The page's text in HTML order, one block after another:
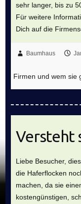
sehr langer, bis zu
Für weitere
Dich auf die
Baumhaus
Firmen und wem sie
Versteht
Liebe Besucher,
die Haferflocken
machen, da sie
kostengünstigen,